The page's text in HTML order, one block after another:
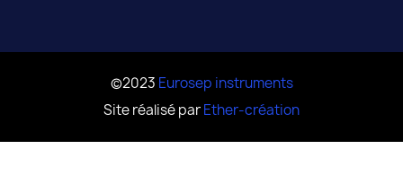
©2023 Eurosep instruments
Site réalisé parEther-création